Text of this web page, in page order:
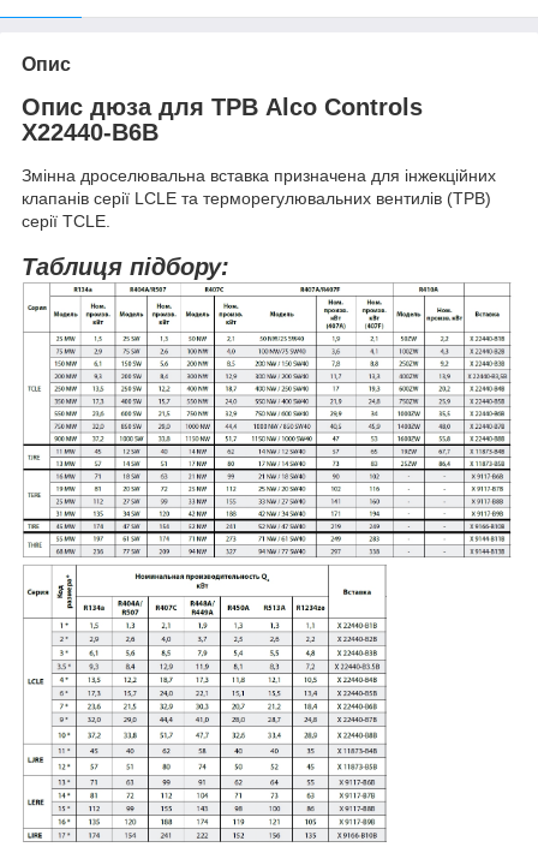
Опис
Опис дюза для ТРВ Alco Controls
X22440-B6B
Змінна дроселювальна вставка призначена для інжекційних
клапанів серії LCLE та терморегулювальних вентилів (ТРВ)
серії TCLE.
Таблиця підбору: